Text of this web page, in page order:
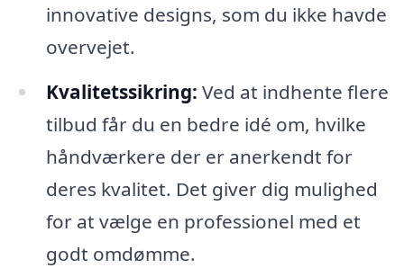
innovative designs, som du ikke havde
overvejet.
Kvalitetssikring: Ved at indhente flere
tilbud får du en bedre idé om, hvilke
håndværkere der er anerkendt for
deres kvalitet. Det giver dig mulighed
for at vælge en professionel med et
godt omdømme.